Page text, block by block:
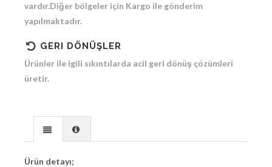
vardır.Diğer bölgeler için Kargo ile gönderim
yapılmaktadır.
GERI DÖNÜŞLER
Ürünler ile igili sıkıntılarda acil geri dönüş çözümleri
üretir.
Ürün detayı;